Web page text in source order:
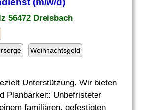
(m/w/d)
56472 Dreisbach
Weihnachtsgeld
Unterstützung. Wir bieten
Planbarkeit: Unbefristeter
familiären, gefestigten